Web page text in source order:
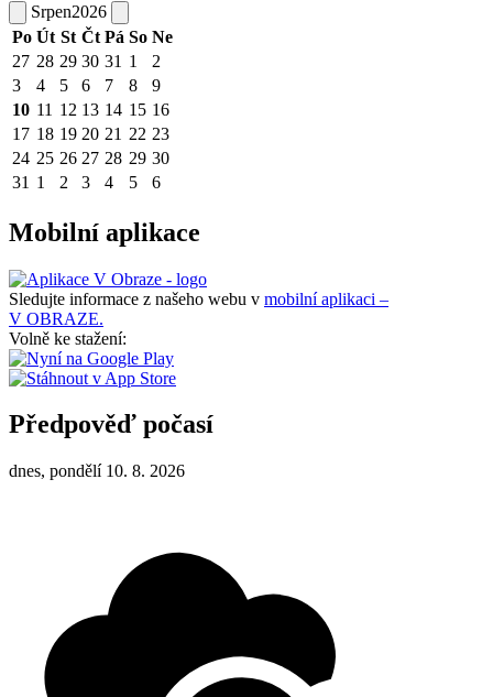
Srpen2026
Po Út St Čt Pá So Ne
27 28 29 30 31 1
2
3
4 5 6 7 8
9
10 11 12 13 14 15 16
17 18 19 20 21 22 23
24 25 26 27 28 29 30
31 1 2 3 4 5 6
Mobilní aplikace
Sledujte informace z našeho webu v mobilní aplikaci –
V OBRAZE.
Volně ke stažení:
Předpověď počasí
dnes, pondělí 10. 8. 2026